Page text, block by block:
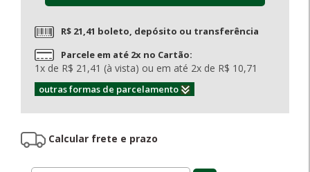
R$ 21,41 boleto, depósito ou transferência
Parcele em até 2x no Cartão:
1x de R$ 21,41 (à vista) ou em até 2x de R$ 10,71
outras formas de parcelamento
Calcular frete e prazo